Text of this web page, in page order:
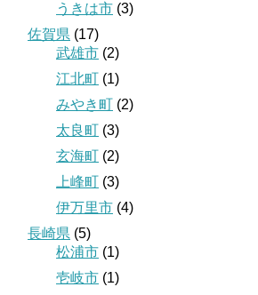
うきは市 (3)
佐賀県 (17)
武雄市 (2)
江北町
(1)
みやき町
(2)
太良町
(3)
玄海町
(2)
上峰町
(3)
伊万里市 (4)
長崎県 (5)
松浦市 (1)
壱岐市 (1)